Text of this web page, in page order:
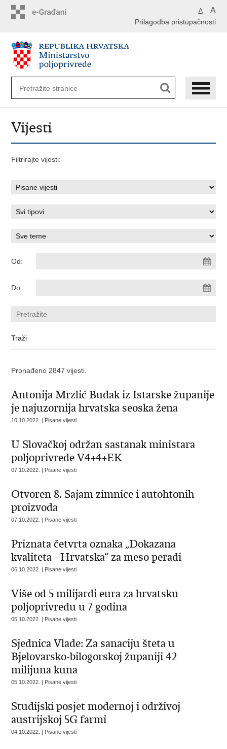
A A
Prilagodba pristupačnosti
Vijesti
Filtrirajte vijesti:
Od:
Do:
Pronađeno 2847 vijesti.
Antonija Mrzlić Budak iz Istarske županije
je najuzornija hrvatska seoska žena
10.10.2022. | Pisane vijesti
U Slovačkoj održan sastanak ministara
poljoprivrede V4+4+EK
07.10.2022. | Pisane vijesti
Otvoren 8. Sajam zimnice i autohtonih
proizvoda
07.10.2022. | Pisane vijesti
Priznata četvrta oznaka „Dokazana
kvaliteta - Hrvatska“ za meso peradi
06.10.2022. | Pisane vijesti
Više od 5 milijardi eura za hrvatsku
poljoprivredu u 7 godina
05.10.2022. | Pisane vijesti
Sjednica Vlade: Za sanaciju šteta u
Bjelovarsko-bilogorskoj županiji 42
milijuna kuna
05.10.2022. | Pisane vijesti
Studijski posjet modernoj i održivoj
austrijskoj 5G farmi
04.10.2022. | Pisane vijesti